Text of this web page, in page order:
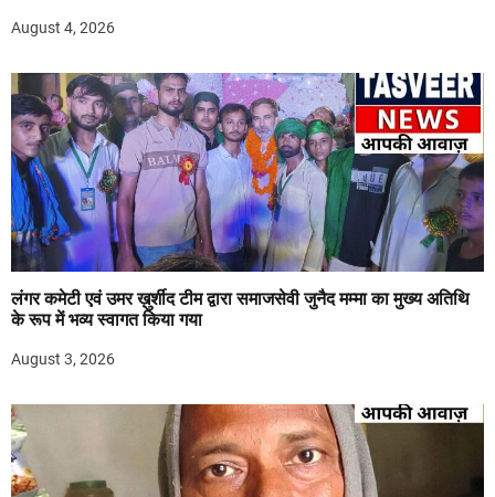
August 4, 2026
लंगर कमेटी एवं उमर ख़ुर्शीद टीम द्वारा समाजसेवी जुनैद मम्मा का मुख्य अतिथि
के रूप में भव्य स्वागत किया गया
August 3, 2026